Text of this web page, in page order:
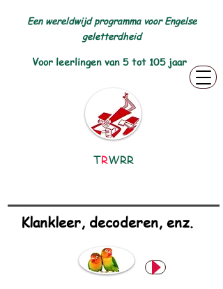
Een wereldwijd programma voor Engelse
geletterdheid
Voor leerlingen van 5 tot 105 jaar
TRWRR
Klankleer, decoderen, enz.